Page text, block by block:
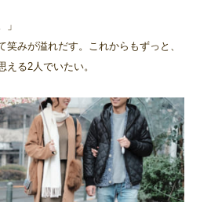
」
みが溢れだす。これからもずっと、
る2人でいたい。